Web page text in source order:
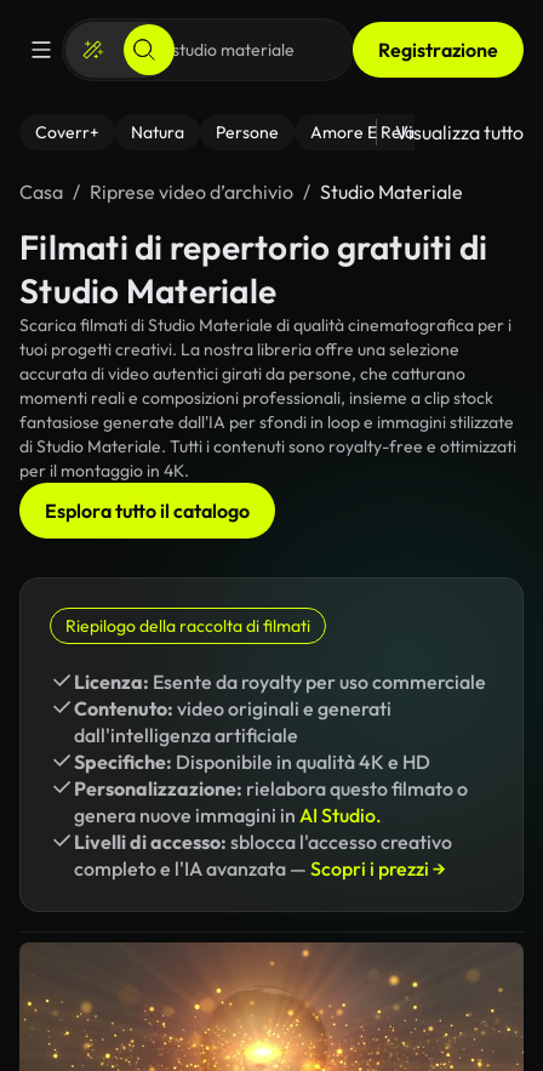
Registrazione
Coverr+ Natura Persone Amore E Relazioni Il
Visualizza tutto
Casa Riprese video d’archivio Studio Materiale
Filmati di repertorio gratuiti di
Studio Materiale
Scarica filmati di Studio Materiale di qualità cinematografica per i
tuoi progetti creativi. La nostra libreria offre una selezione
accurata di video autentici girati da persone, che catturano
momenti reali e composizioni professionali, insieme a clip stock
fantasiose generate dall'IA per sfondi in loop e immagini stilizzate
di Studio Materiale. Tutti i contenuti sono royalty-free e ottimizzati
per il montaggio in 4K.
Esplora tutto il catalogo
Riepilogo della raccolta di filmati
Licenza: Esente da royalty per uso commerciale
Contenuto: video originali e generati
dall'intelligenza artificiale
Specifiche: Disponibile in qualità 4K e HD
Personalizzazione: rielabora questo filmato o
genera nuove immagini in AI Studio.
Livelli di accesso: sblocca l'accesso creativo
completo e l'IA avanzata — Scopri i prezzi →